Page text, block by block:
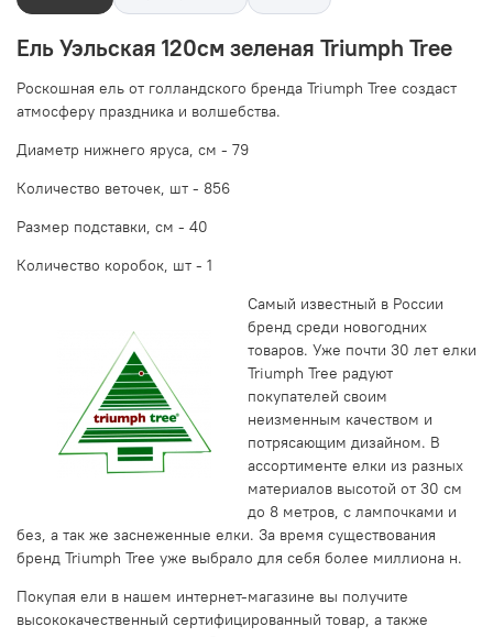
Ель Уэльская 120см зеленая Triumph Tree
Роскошная ель от голландского бренда Triumph Tree создаст
атмосферу праздника и волшебства.
Диаметр нижнего яруса, см - 79
Количество веточек, шт - 856
Размер подставки, см - 40
Количество коробок, шт - 1
Самый известный в России
бренд среди новогодних
товаров. Уже почти 30 лет елки
Triumph Tree радуют
покупателей своим
неизменным качеством и
потрясающим дизайном. В
ассортименте елки из разных
материалов высотой от 30 см
до 8 метров, с лампочками и
без, а так же заснеженные елки. За время существования
бренд Triumph Tree уже выбрало для себя более миллиона н.
Покупая ели в нашем интернет-магазине вы получите
высококачественный сертифицированный товар, а также